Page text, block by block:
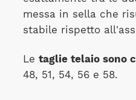
messa in sella che
stabile rispetto
Le taglie telaio sono
48, 51, 54, 56 e 58.